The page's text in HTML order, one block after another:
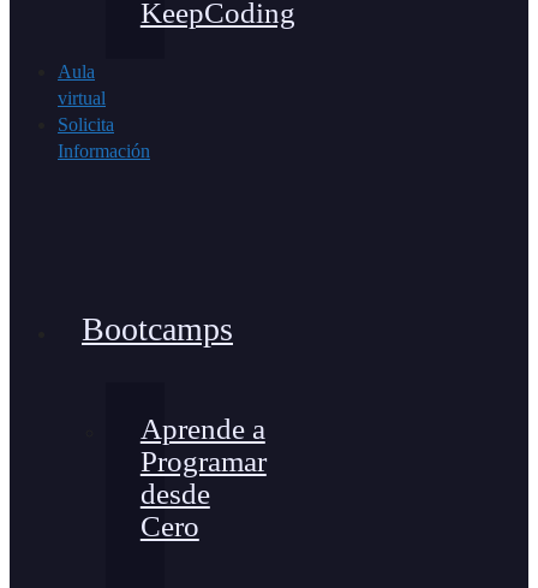
KeepCoding
Aula
virtual
Solicita
Información
Bootcamps
Aprende a
Programar
desde
Cero